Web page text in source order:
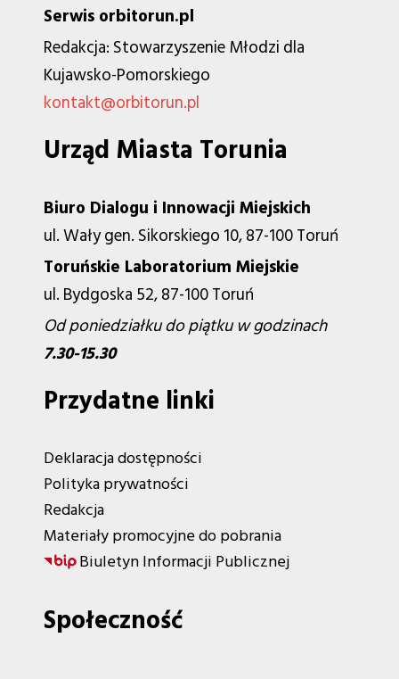
Serwis orbitorun.pl
Redakcja: Stowarzyszenie Młodzi dla
Kujawsko-Pomorskiego
kontakt@orbitorun.pl
Urząd Miasta Torunia
Biuro Dialogu i Innowacji Miejskich
ul. Wały gen. Sikorskiego 10, 87-100 Toruń
Toruńskie Laboratorium Miejskie
ul. Bydgoska 52, 87-100 Toruń
Od poniedziałku do piątku w godzinach
7.30-15.30
Przydatne linki
Deklaracja dostępności
Polityka prywatności
Redakcja
Materiały promocyjne do pobrania
Biuletyn Informacji Publicznej
Społeczność